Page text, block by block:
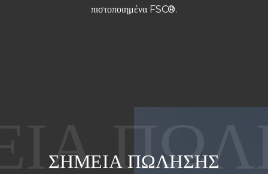
πιστοποιημένα FSC®.
ΣΗΜΕΙΑ ΠΩΛΗΣΗΣ